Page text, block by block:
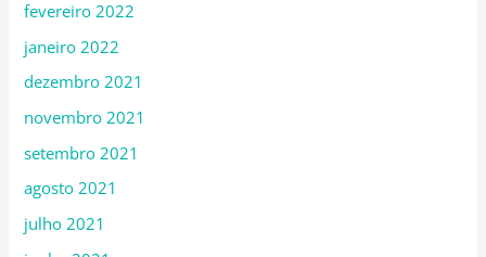
fevereiro 2022
janeiro 2022
dezembro 2021
novembro 2021
setembro 2021
agosto 2021
julho 2021